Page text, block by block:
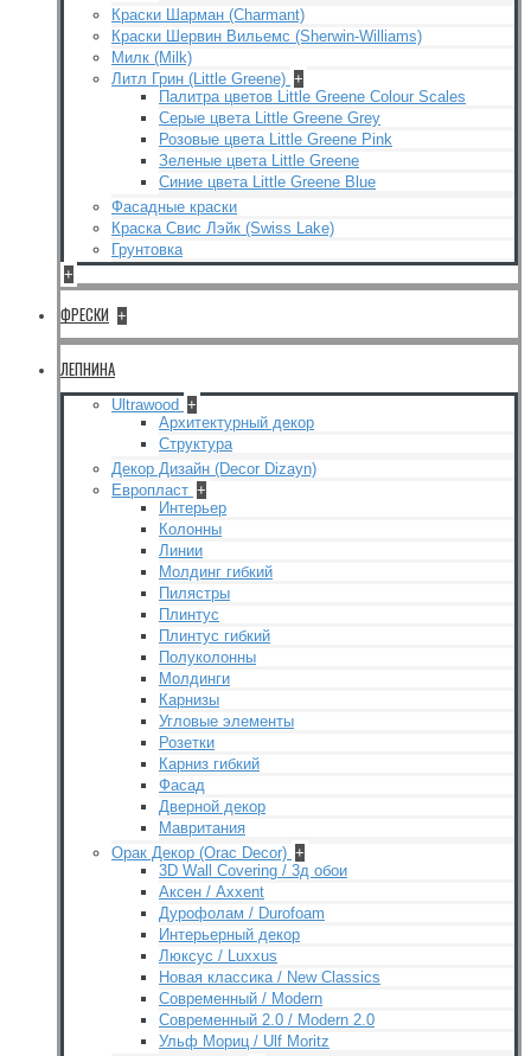
Краски Шарман (Charmant)
Краски Шервин Вильемс (Sherwin-Williams)
Милк (Milk)
Литл Грин (Little Greene) +
Палитра цветов Little Greene Colour Scales
Серые цвета Little Greene Grey
Розовые цвета Little Greene Pink
Зеленые цвета Little Greene
Синие цвета Little Greene Blue
Фасадные краски
Краска Свис Лэйк (Swiss Lake)
Грунтовка
+
ФРЕСКИ +
ЛЕПНИНА
Ultrawood +
Архитектурный декор
Структура
Декор Дизайн (Decor Dizayn)
Европласт +
Интерьер
Колонны
Линии
Молдинг гибкий
Пилястры
Плинтус
Плинтус гибкий
Полуколонны
Молдинги
Карнизы
Угловые элементы
Розетки
Карниз гибкий
Фасад
Дверной декор
Мавритания
Орак Декор (Orac Decor) +
3D Wall Covering / 3д обои
Аксен / Axxent
Дурофолам / Durofoam
Интерьерный декор
Люксус / Luxxus
Новая классика / New Classics
Современный / Modern
Современный 2.0 / Modern 2.0
Ульф Мориц / Ulf Moritz